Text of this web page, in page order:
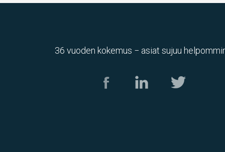
36 vuoden kokemus − asiat sujuu